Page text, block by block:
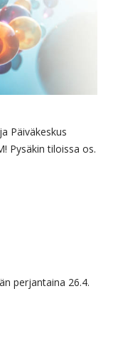
Päiväkeskus
Pysäkin tiloissa os.
perjantaina 26.4.